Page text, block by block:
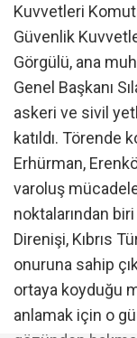
Kuvvetleri
Güvenlik
Görgülü, ana
Genel Başkanı
askeri ve sivil
katıldı. Törende
Erhürman,
varoluş
noktalarından
Direnişi, Kıbrıs
onuruna sahip
ortaya koyduğu
anlamak için o